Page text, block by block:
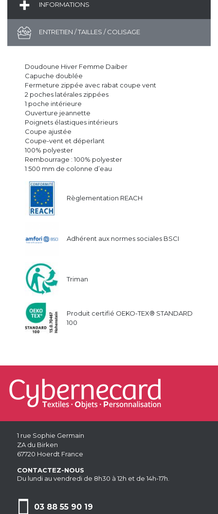
INFORMATIONS
ENTRETIEN / TAILLES / COLISAGE
Doudoune Hiver Femme Daiber
Capuche doublée
Fermeture zippée avec rabat coupe vent
2 poches latérales zippées
1 poche intérieure
Ouverture jeannette
Poignets élastiques intérieurs
Coupe ajustée
Coupe-vent et déperlant
100% polyester
Rembourrage : 100% polyester
1 500 mm de colonne d’eau
Règlementation REACH
Adhérent aux normes sociales BSCI
Triman
Produit certifié OEKO-TEX® STANDARD
100
1 rue Sophie Germain
ZA du Birken
67720 Hoerdt France
CONTACTEZ-NOUS
Du lundi au vendredi de 8h30 à 12h et de 14h-17h.
03 88 55 90 19